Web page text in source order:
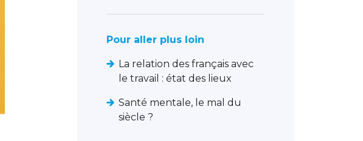
Pour aller plus loin
La relation des français avec
le travail : état des lieux
Santé mentale, le mal du
siècle ?